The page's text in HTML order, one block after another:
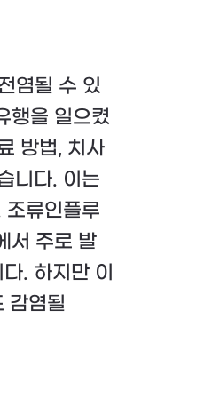
염될 수 있
행을 일으켰
방법, 치사
니다. 이는
조류인플루
서 주로 발
. 하지만 이
감염될